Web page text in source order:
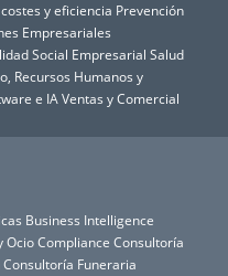
y eficiencia Prevención
Empresariales
Social Empresarial Salud
Recursos Humanos y
e IAVentas y Comercial
Business Intelligence
OcioCompliance Consultoría
Consultoría Funeraria